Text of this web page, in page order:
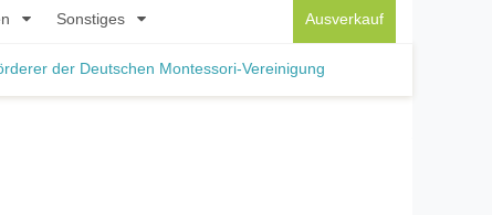
Sonstiges Ausverkauf
der Deutschen Montessori-Vereinigung